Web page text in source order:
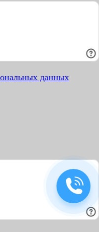
данных